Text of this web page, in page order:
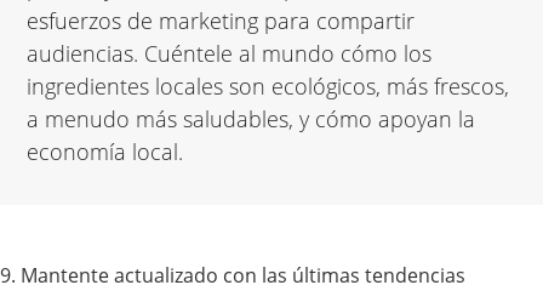
esfuerzos de marketing para compartir
audiencias. Cuéntele al mundo cómo los
ingredientes locales son ecológicos, más frescos,
a menudo más saludables, y cómo apoyan la
economía local.
9. Mantente actualizado con las últimas tendencias